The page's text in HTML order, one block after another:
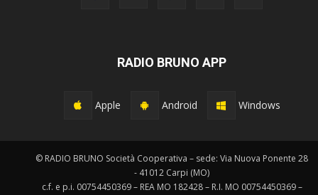
RADIO BRUNO APP
Apple Android Windows
© RADIO BRUNO Società Cooperativa – sede: Via Nuova Ponente 28
- 41012 Carpi (MO)
c.f. e p.i. 00754450369 – REA MO 182428 – R.I. MO 00754450369 –